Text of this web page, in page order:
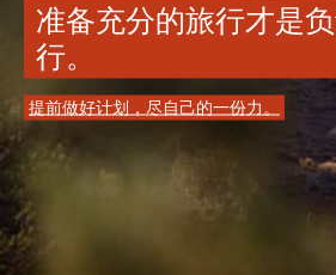
准备充分的旅行才是
行。
提前做好计划，尽自己的一份力。